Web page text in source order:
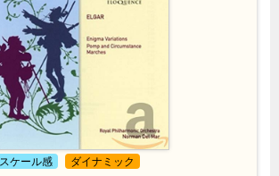
スケール感 ダイナミック